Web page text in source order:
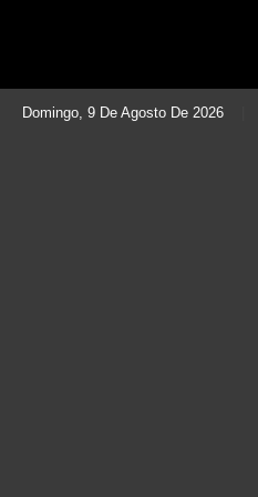
Domingo, 9 De Agosto De 2026